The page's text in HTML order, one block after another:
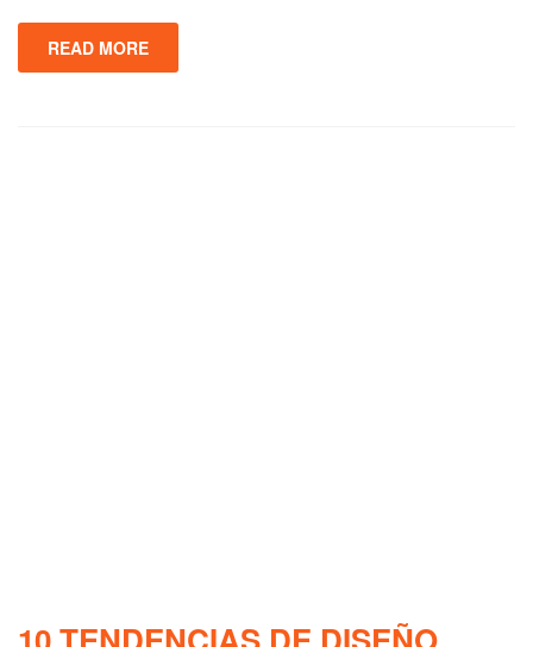
READ MORE